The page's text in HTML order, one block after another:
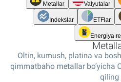
Metallar Valyutalar
Indekslar ETFlar
Energiya
Oltin, kumush, platina va
qimmatbaho metallar bo‘yicha
qiling